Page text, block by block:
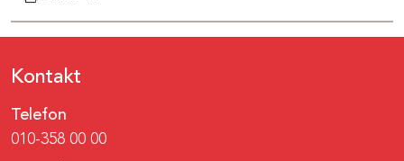
Kontakt
Telefon
010-358 00 00